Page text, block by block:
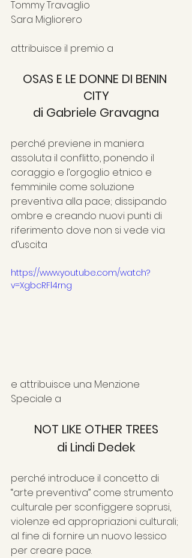
Tommy Travaglio
Sara Migliorero
attribuisce il premio a
OSAS E LE DONNE DI BENIN
CITY
di Gabriele Gravagna
perché previene in maniera
assoluta il conflitto, ponendo il
coraggio e l’orgoglio etnico e
femminile come soluzione
preventiva alla pace; dissipando
ombre e creando nuovi punti di
riferimento dove non si vede via
d’uscita
https://www.youtube.com/watch?
v=XgbcRFl4rng
e attribuisce una Menzione
Speciale a
NOT LIKE OTHER TREES
di Lindi Dedek
perché introduce il concetto di
“arte preventiva” come strumento
culturale per sconfiggere soprusi,
violenze ed appropriazioni culturali;
al fine di fornire un nuovo lessico
per creare pace.